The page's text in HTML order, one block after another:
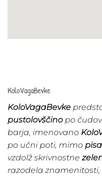
KoloVagaBevke
KoloVagaBevke
pustolovščino po
barja, imenovano
po učni poti, mimo
vzdolž skrivnostne
razodela